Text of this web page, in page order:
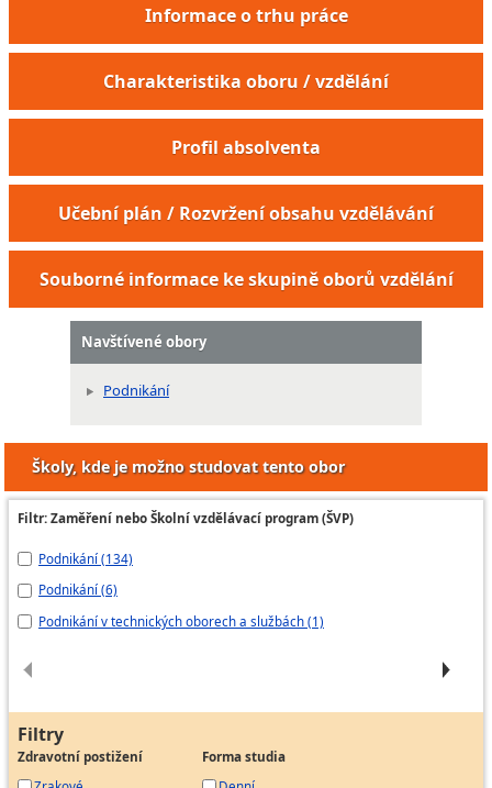
Informace o trhu práce
Charakteristika oboru / vzdělání
Profil absolventa
Učební plán / Rozvržení obsahu vzdělávání
Souborné informace ke skupině oborů vzdělání
Navštívené obory
Podnikání
Školy, kde je možno studovat tento obor
Filtr: Zaměření nebo Školní vzdělávací program (ŠVP)
Podnikání (134)
Podnikání (6)
Podnikání v technických oborech a službách (1)
Filtry
Zdravotní postižení
Forma studia